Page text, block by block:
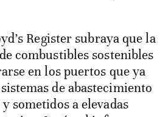
Register subraya que la
combustibles sostenibles
en los puertos que ya
de abastecimiento
sometidos a elevadas